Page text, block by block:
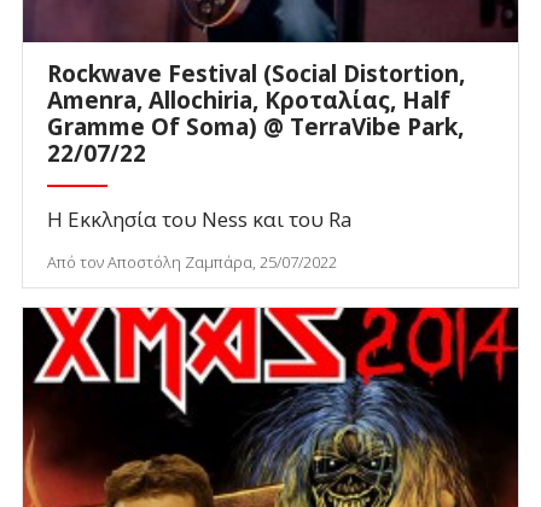
Rockwave Festival (Social Distortion,
Amenra, Allochiria, Κροταλίας, Half
Gramme Of Soma) @ TerraVibe Park,
22/07/22
Η Εκκλησία του Ness και του Ra
Από τον Αποστόλη Ζαμπάρα, 25/07/2022